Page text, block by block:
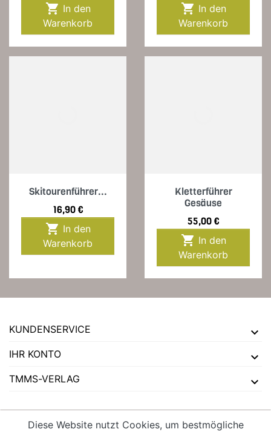

Warenkorb

Warenkorb
Skitourenführer...
Preis
16,90 €

Warenkorb
Kletterführer
Gesäuse
Preis
55,00 €

Warenkorb
KUNDENSERVICE
IHR KONTO
TMMS-VERLAG
Diese Website nutzt Cookies, um bestmögliche